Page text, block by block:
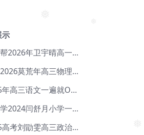
示
作业帮2026年卫宇晴高一英语s上学期暑假班【冲顶班】【Ec-003】
有道2026莫荒年高三物理一轮复习暑假班网课教程【Ef-044】
2025年高三语文一遍就OK高中语文体系课【Ea-028】
希望学2024闫舒月小学一年级英语视频教程+讲义【Cc-004】
2025高考刘勖雯高三政治三轮复习网课教程【Eh-061】